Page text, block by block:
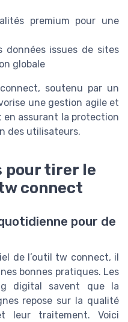
premium pour une
données issues de sites
globale
soutenu par un
une gestion agile et
en assurant la protection
des utilisateurs.
pour tirer le
connect
pour de
de l’outil tw connect, il
bonnes pratiques. Les
digital savent que la
repose sur la qualité
leur traitement. Voici